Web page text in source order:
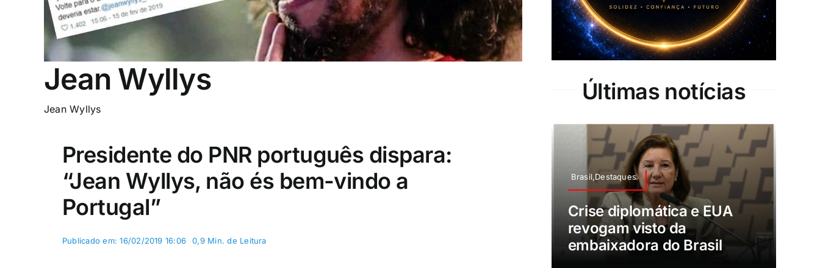
Jean Wyllys
Jean Wyllys
Presidente do PNR português dispara:
“Jean Wyllys, não és bem-vindo a
Portugal”
Publicado em: 16/02/2019 16:06 0,9 Min. de Leitura
Últimas notícias
Brasil,Destaques
Crise diplomática e EUA
revogam visto da
embaixadora do Brasil